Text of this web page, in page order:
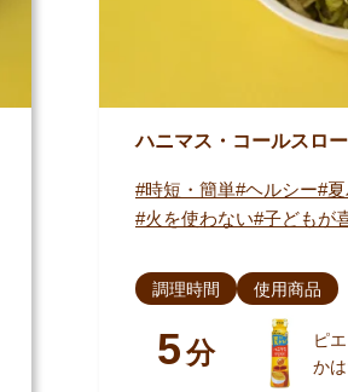
ハニマス・コールスロー
時短・簡単 ヘルシー
火を使わない 子どもが
調理時間
5分
使用商品
ピ
か